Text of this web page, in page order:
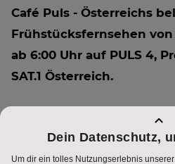
Café Puls - Österreichs
Frühstücksfernsehen
ab 6:00 Uhr auf PULS 4,
SAT.1 Österreich.
cafepuls.at
Facebook-Seitefacebook/